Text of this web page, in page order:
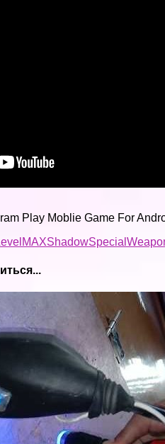
Play Moblie Game For
MAXShadowSpecial